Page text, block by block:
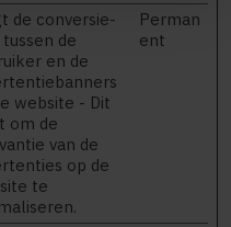
de conversie-
de
en de
website - Dit
om de
van de
op de
te
Perman
ent